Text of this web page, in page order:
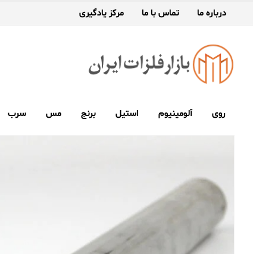
درباره ما تماس با ما مرکز یادگیری
روی آلومینیوم استیل برنج مس سرب